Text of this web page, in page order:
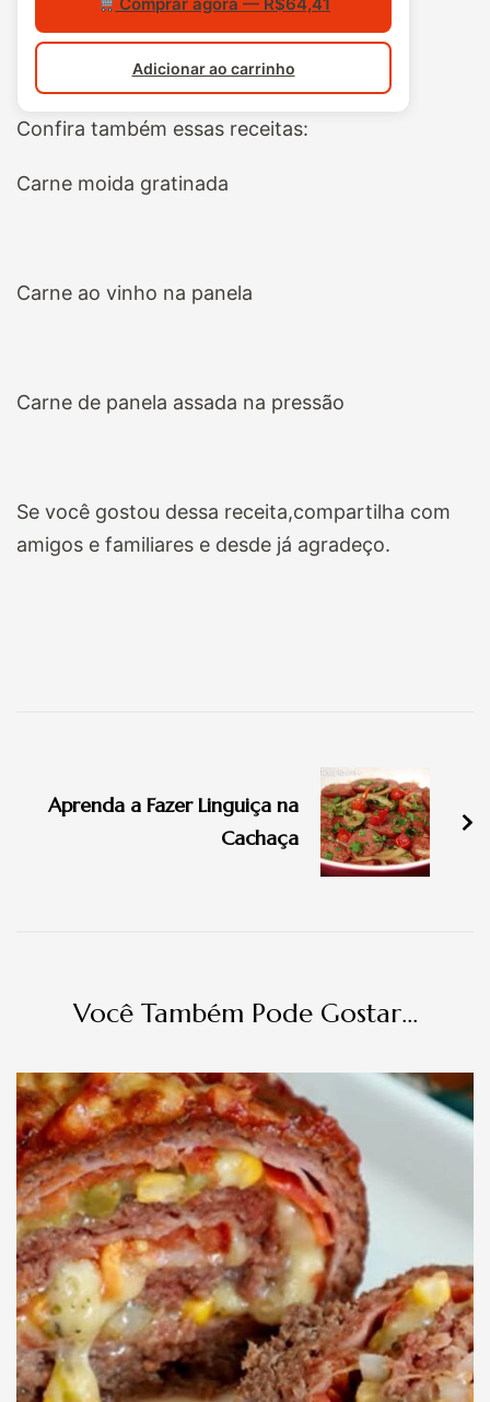
Comprar agora — R$64,41
Adicionar ao carrinho
Confira também essas receitas:
Carne moida gratinada
Carne ao vinho na panela
Carne de panela assada na pressão
Se você gostou dessa receita,compartilha com
amigos e familiares e desde já agradeço.
post
Aprenda a Fazer Linguiça na
Cachaça
Você Também Pode Gostar...